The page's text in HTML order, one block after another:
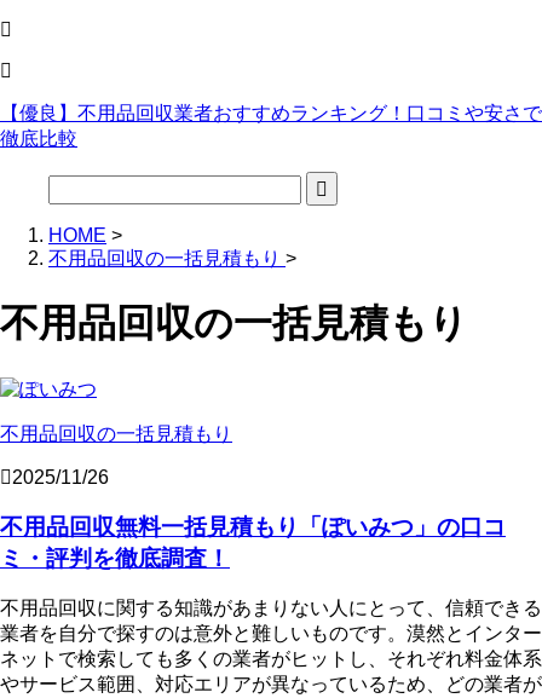
【優良】不用品回収業者おすすめランキング！口コミや安さで
徹底比較
HOME >
不用品回収の一括見積もり >
不用品回収の一括見積もり
不用品回収の一括見積もり
2025/11/26
不用品回収無料一括見積もり「ぽいみつ」の口コ
ミ・評判を徹底調査！
不用品回収に関する知識があまりない人にとって、信頼できる
業者を自分で探すのは意外と難しいものです。漠然とインター
ネットで検索しても多くの業者がヒットし、それぞれ料金体系
やサービス範囲、対応エリアが異なっているため、どの業者が